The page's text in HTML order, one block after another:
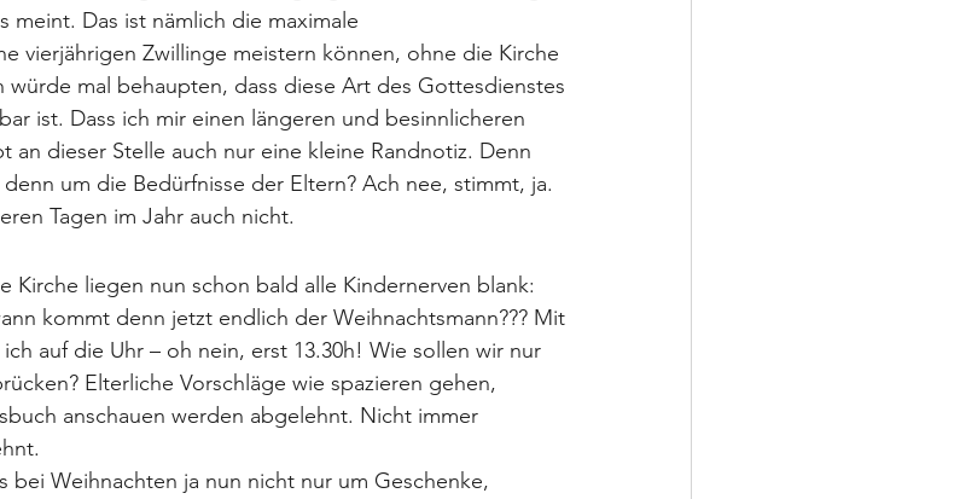
meint. Das ist nämlich die maximale
vierjährigen Zwillinge meistern können, ohne die Kirche
würde mal behaupten, dass diese Art des Gottesdienstes
ist. Dass ich mir einen längeren und besinnlicheren
an dieser Stelle auch nur eine kleine Randnotiz. Denn
um die Bedürfnisse der Eltern? Ach nee, stimmt, ja.
Tagen im Jahr auch nicht.
Kirche liegen nun schon bald alle Kindernerven blank:
kommt denn jetzt endlich der Weihnachtsmann??? Mit
auf die Uhr – oh nein, erst 13.30h! Wie sollen wir nur
Elterliche Vorschläge wie spazieren gehen,
anschauen werden abgelehnt. Nicht immer
bei Weihnachten ja nun nicht nur um Geschenke,